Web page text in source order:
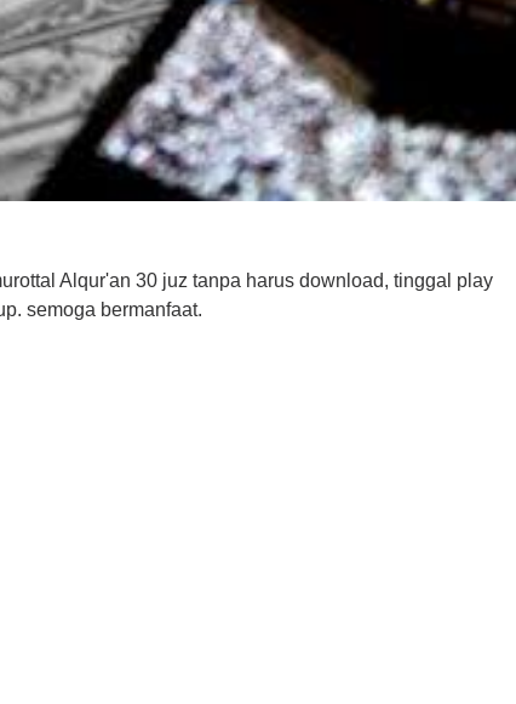
Alqur'an 30 juz tanpa harus download, tinggal play
semoga bermanfaat.